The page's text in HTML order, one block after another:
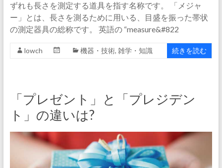
ずれも長さを測定する道具を指す名称です。 「メジャ
ー」とは、長さを測るために用いる、目盛を振った帯状
の測定器具の総称です。 英語の “measure&#822
lowch 機器・技術, 雑学・知識 続きを読む
「プレゼント」と「プレジデン
ト」の違いは?